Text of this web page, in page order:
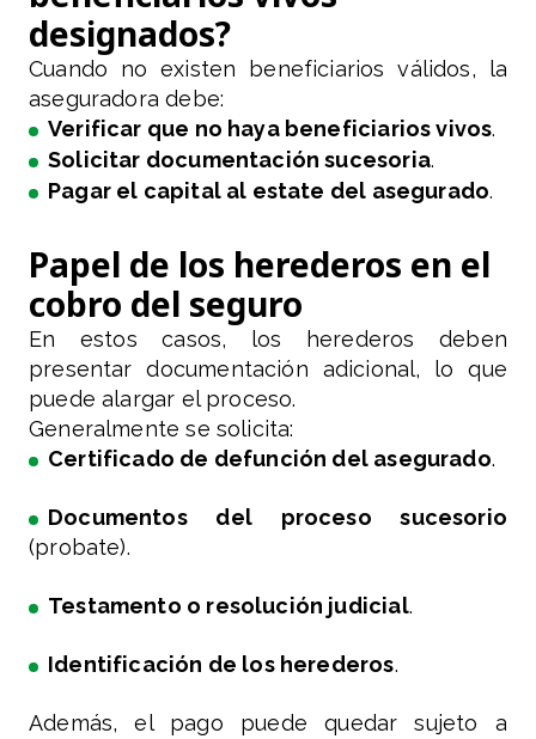
designados?
Cuando no existen beneficiarios válidos, la
aseguradora debe:
Verificar que no haya beneficiarios vivos.
Solicitar documentación sucesoria.
Pagar el capital al estate del asegurado.
Papel de los herederos en el
cobro del seguro
En estos casos, los herederos deben
presentar documentación adicional, lo que
puede alargar el proceso.
Generalmente se solicita:
Certificado de defunción del asegurado.
Documentos del proceso sucesorio
(probate).
Testamento o resolución judicial.
Identificación de los herederos.
Además, el pago puede quedar sujeto a